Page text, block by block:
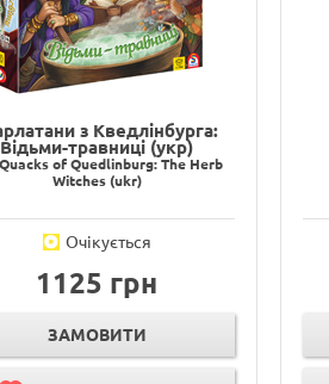
з Кведлінбурга:
Відьми-травниці (укр)
of Quedlinburg: The Herb
Witches (ukr)
Очікується
1125 грн
ЗАМОВИТИ